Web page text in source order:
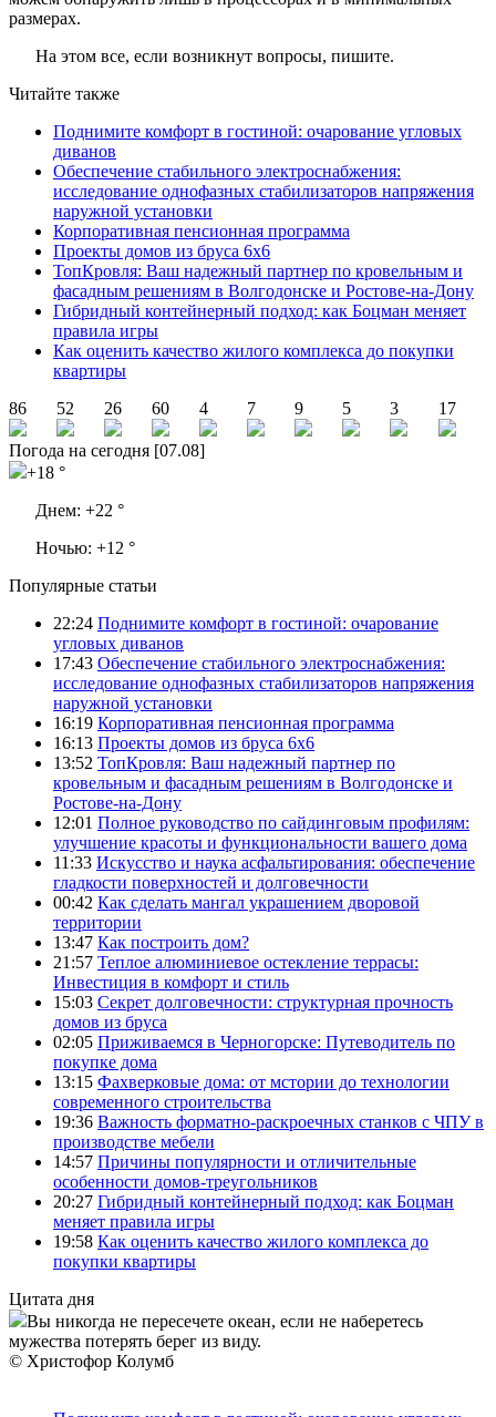
размерах.
На этом все, если возникнут вопросы, пишите.
Читайте также
Поднимите комфорт в гостиной: очарование угловых
диванов
Обеспечение стабильного электроснабжения:
исследование однофазных стабилизаторов напряжения
наружной установки
Корпоративная пенсионная программа
Проекты домов из бруса 6х6
ТопКровля: Ваш надежный партнер по кровельным и
фасадным решениям в Волгодонске и Ростове-на-Дону
Гибридный контейнерный подход: как Боцман меняет
правила игры
Как оценить качество жилого комплекса до покупки
квартиры
86
52 26 60 4 7 9 5 3 17
Погода на сегодня [07.08]
+18 °
Днем: +22 °
Ночью: +12 °
Популярные статьи
22:24 Поднимите комфорт в гостиной: очарование
угловых диванов
17:43 Обеспечение стабильного электроснабжения:
исследование однофазных стабилизаторов напряжения
наружной установки
16:19 Корпоративная пенсионная программа
16:13 Проекты домов из бруса 6х6
13:52 ТопКровля: Ваш надежный партнер по
кровельным и фасадным решениям в Волгодонске и
Ростове-на-Дону
12:01 Полное руководство по сайдинговым профилям:
улучшение красоты и функциональности вашего дома
11:33 Искусство и наука асфальтирования: обеспечение
гладкости поверхностей и долговечности
00:42 Как сделать мангал украшением дворовой
территории
13:47 Как построить дом?
21:57 Теплое алюминиевое остекление террасы:
Инвестиция в комфорт и стиль
15:03 Секрет долговечности: структурная прочность
домов из бруса
02:05 Приживаемся в Черногорске: Путеводитель по
покупке дома
13:15 Фахверковые дома: от мстории до технологии
современного строительства
19:36 Важность форматно-раскроечных станков с ЧПУ в
производстве мебели
14:57 Причины популярности и отличительные
особенности домов-треугольников
20:27 Гибридный контейнерный подход: как Боцман
меняет правила игры
19:58 Как оценить качество жилого комплекса до
покупки квартиры
Цитата дня
Вы никогда не пересечете океан, если не наберетесь
мужества потерять берег из виду.
© Христофор Колумб